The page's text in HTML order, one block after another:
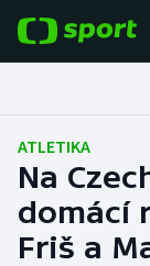
Fotbal
Hokej
Tenis
ATLETIKA
Na
domácí
Friš a